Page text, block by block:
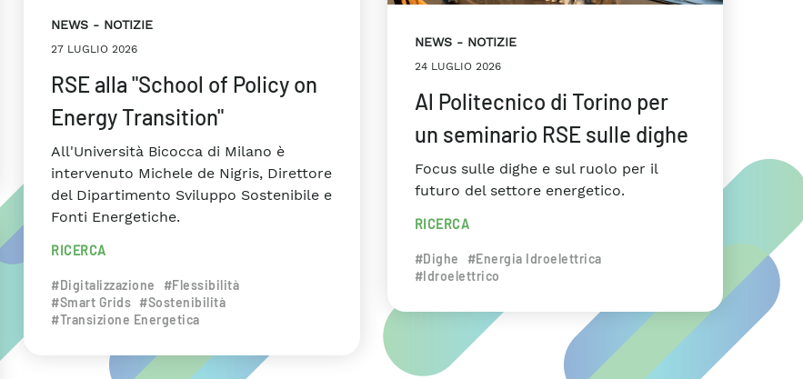
NEWS NOTIZIE
27 LUGLIO 2026
RSE alla "School of Policy on
Energy Transition"
All'Università Bicocca di Milano è
intervenuto Michele de Nigris, Direttore
del Dipartimento Sviluppo Sostenibile e
Fonti Energetiche.
RICERCA
#Digitalizzazione
#Flessibilità
#Smart Grids #Sostenibilità
#Transizione Energetica
NEWS NOTIZIE
24 LUGLIO 2026
Al Politecnico di Torino per
un seminario RSE sulle dighe
Focus sulle dighe e sul ruolo per il
futuro del settore energetico.
RICERCA
#Dighe
#Energia Idroelettrica
#Idroelettrico